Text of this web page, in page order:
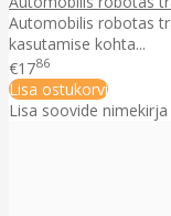
Automobilis robotas
kasutamise kohta...
€1786
Lisa ostukorvi
Lisa soovide nimekirja